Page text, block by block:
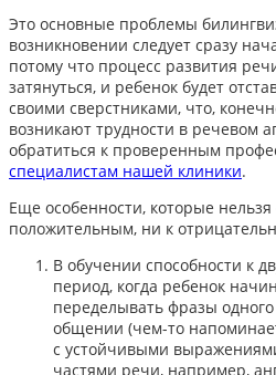
Это основные проблемы
возникновении следует сразу
потому что процесс развития
затянуться, и ребенок будет
своими сверстниками, что,
возникают трудности в речевом
обратиться к проверенным
специалистам нашей клиники.
Еще особенности, которые нельзя
положительным, ни к
В обучении способности к
период, когда ребенок
переделывать фразы
общении (чем-то
с устойчивыми
частями речи, например,